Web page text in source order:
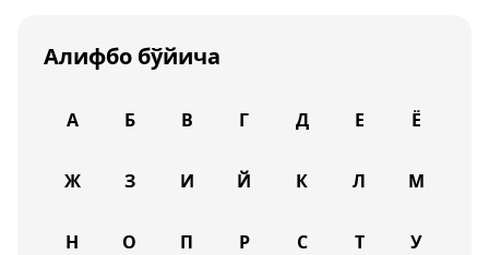
Алифбо бўйича
А Б В Г Д Е Ё
Ж З И Й К Л М
Н О П Р С Т У